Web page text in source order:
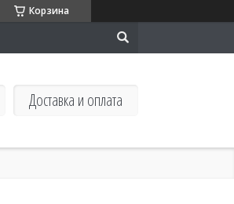
Корзина
Доставка и оплата